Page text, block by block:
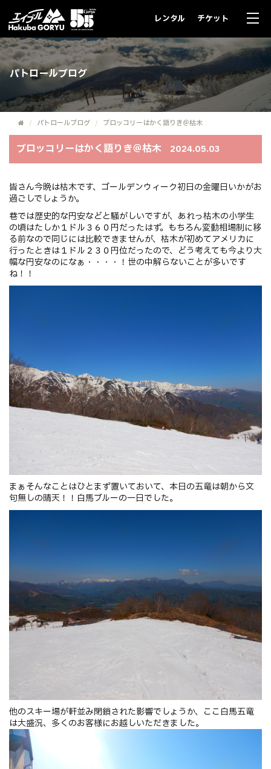
レンタル チケット
パトロールブログ
パトロールブログ ブロッコリーはかく語りき＠枯木
ブロッコリーはかく語りき＠枯木 2024.05.03
皆さん今晩は枯木です、ゴールデンウィーク初日の金曜日いかがお
過ごしでしょうか。
巷では歴史的な円安などと騒がしいですが、あれっ枯木の小学生
の頃はたしか１ドル３６０円だったはず。もちろん変動相場制に移
る前なので同じには比較できませんが、枯木が初めてアメリカに
行ったときは１ドル２３０円位だったので、どう考えても今より大
幅な円安なのになぁ・・・・！世の中解らないことが多いです
ね！！
まぁそんなことはひとまず置いておいて、本日の五竜は朝から文
句無しの晴天！！白馬ブルーの一日でした。
他のスキー場が軒並み閉鎖された影響でしょうか、ここ白馬五竜
は大盛況、多くのお客様にお越しいただきました。